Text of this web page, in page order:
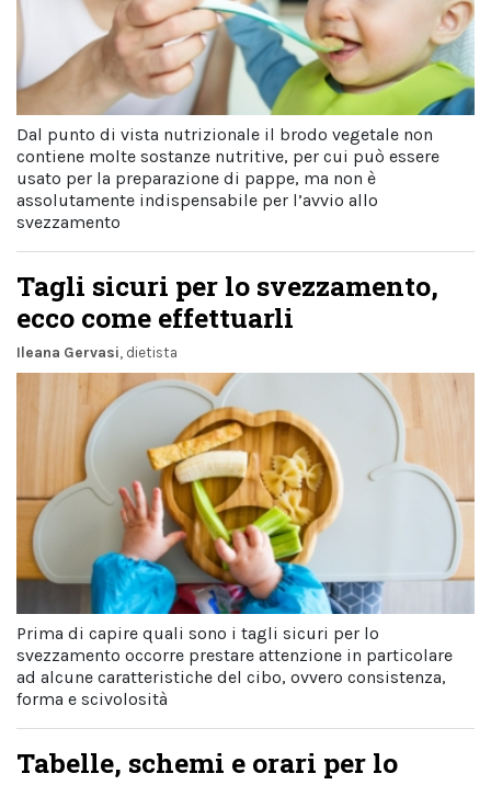
Dal punto di vista nutrizionale il brodo vegetale non
contiene molte sostanze nutritive, per cui può essere
usato per la preparazione di pappe, ma non è
assolutamente indispensabile per l’avvio allo
svezzamento
Tagli sicuri per lo svezzamento,
ecco come effettuarli
Ileana Gervasi, dietista
Prima di capire quali sono i tagli sicuri per lo
svezzamento occorre prestare attenzione in particolare
ad alcune caratteristiche del cibo, ovvero consistenza,
forma e scivolosità
Tabelle, schemi e orari per lo